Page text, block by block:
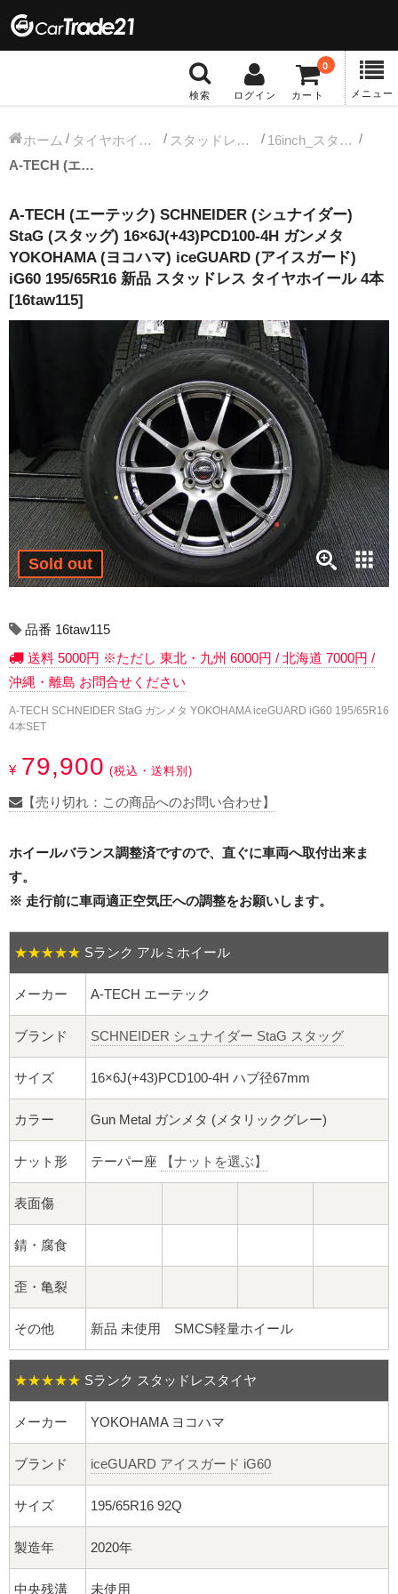
検索 ログイン カート
0
メニュー
冬タイヤホイール
13インチ：冬タイヤホイール
14インチ：冬タイヤホイール
15インチ：冬タイヤホイール
16インチ：冬タイヤホイール
17インチ：冬タイヤホイール
18インチ：冬タイヤホイール
19インチ：冬タイヤホイール
20インチ：冬タイヤホイール
夏タイヤホイール
12インチ：夏タイヤホイール
13インチ：夏タイヤホイール
14インチ：夏タイヤホイール
15インチ：夏タイヤホイール
16インチ：夏タイヤホイール
17インチ：夏タイヤホイール
19インチ：夏タイヤホイール
20インチ：夏タイヤホイール
ホイールナット
ショート平面ナット
球面座ナット
ロング球面ナット
ショート球面ナット
貫通ナット
袋ナット
ロング袋ナット
ショート袋ナット
スチール鉄ホイール
持ち込み交換工賃
ホーム タイヤホイールセット スタッドレス中古タイヤホイール
16inch_スタッドレス中古タイヤホイール
A-TECH (エーテック) SCHNEIDER (シュナイダー) StaG (スタッグ) 16×6J(+43)PCD100-4H ガンメタ YOKOHAMA (ヨコハマ) iceGUARD (アイスガード) iG60 195/65R16 新品 スタッドレス タイヤホイール 4本 [16taw115]
A-TECH (エーテック) SCHNEIDER (シュナイダー)
StaG (スタッグ) 16×6J(+43)PCD100-4H ガンメタ
YOKOHAMA (ヨコハマ) iceGUARD (アイスガード)
iG60 195/65R16 新品 スタッドレス タイヤホイール 4本
[16taw115]
Sold out
品番 16taw115
送料 5000円 ※ただし 東北・九州 6000円 / 北海道 7000円 /
沖縄・離島 お問合せください
A-TECH SCHNEIDER StaG ガンメタ YOKOHAMA iceGUARD iG60 195/65R16
4本SET
¥ 79,900 (税込・送料別)
【売り切れ：この商品へのお問い合わせ】
ホイールバランス調整済ですので、直ぐに車両へ取付出来ま
す。
※ 走行前に車両適正空気圧への調整をお願いします。
★★★★★ Sランク アルミホイール
メーカー A-TECH エーテック
ブランド SCHNEIDER シュナイダー StaG スタッグ
サイズ 16×6J(+43)PCD100-4H ハブ径67mm
カラー Gun Metal ガンメタ (メタリックグレー)
ナット形 テーパー座 【ナットを選ぶ】
表面傷
錆・腐食
歪・亀裂
その他 新品 未使用 SMCS軽量ホイール
★★★★★ Sランク スタッドレスタイヤ
メーカー YOKOHAMA ヨコハマ
ブランド iceGUARD アイスガード iG60
サイズ 195/65R16 92Q
製造年 2020年
中央残溝 未使用